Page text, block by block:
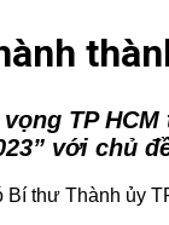
TP
với chủ
thư Thành ủy